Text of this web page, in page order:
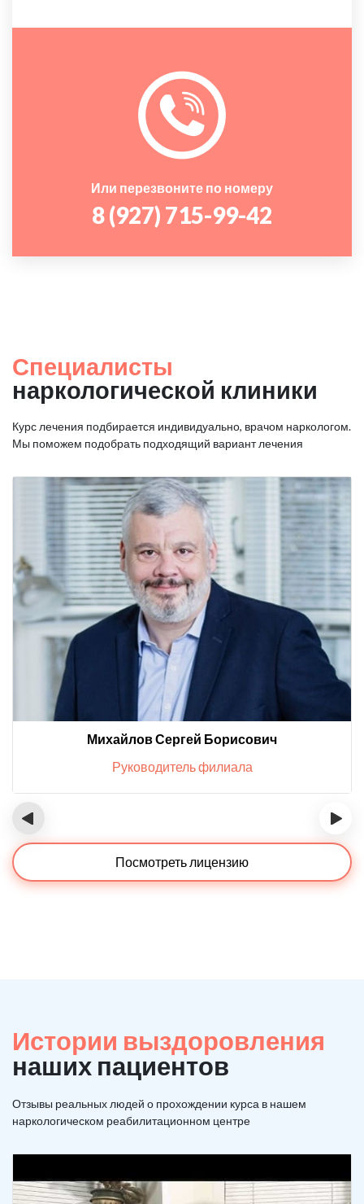
Или перезвоните по номеру
8 (927) 715-99-42
Специалисты
наркологической клиники
Курс лечения подбирается индивидуально, врачом наркологом.
Мы поможем подобрать подходящий вариант лечения
Михайлов Сергей Борисович
Руководитель филиала
‹ ›
Посмотреть лицензию
Истории выздоровления
наших пациентов
Отзывы реальных людей о прохождении курса в нашем
наркологическом реабилитационном центре